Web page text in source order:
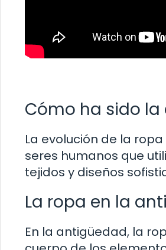
Cómo ha sido
La evolución de la
seres humanos que
tejidos y diseños
La ropa en la
En la antigüedad, la